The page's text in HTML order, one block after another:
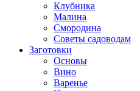
Клубника
Малина
Смородина
Советы садоводам
Заготовки
Основы
Вино
Варенье